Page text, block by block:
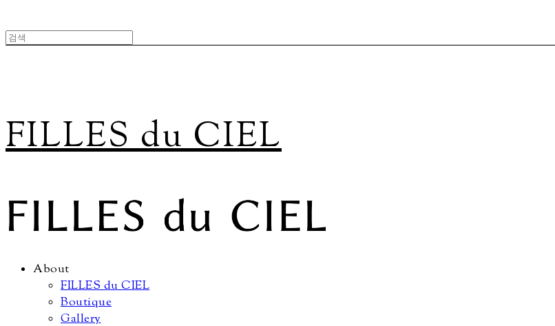
FILLES du CIEL
About
FILLES du CIEL
Boutique
Gallery